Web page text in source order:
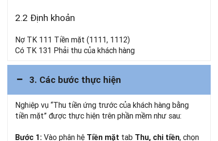
2.2 Định khoản
Nợ TK 111 Tiền mặt (1111, 1112)
Có TK 131 Phải thu của khách hàng
3. Các bước thực hiện
Nghiệp vụ “Thu tiền ứng trước của khách hàng bằng
tiền mặt” được thực hiện trên phần mềm như sau:
Bước 1: Vào phân hệ Tiền mặt tab Thu, chi tiền, chọn